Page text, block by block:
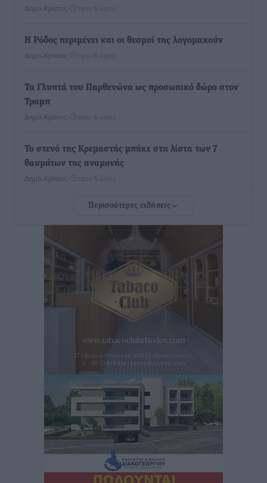
Δημο-Κρίσεις πριν 6 ώρες
Η Ρόδος περιμένει και οι θεσμοί της λογομαχούν
Δημο-Κρίσεις πριν 6 ώρες
Τα Γλυπτά του Παρθενώνα ως προσωπικό δώρο στον
Τραμπ
Δημο-Κρίσεις πριν 6 ώρες
Το στενό της Κρεμαστής μπήκε στη λίστα των 7
θαυμάτων της αναμονής
Δημο-Κρίσεις πριν 6 ώρες
ΣΕΤΕ: Σημαντική θεσμική εξέλιξη η ΚΥΑ για το ΕΧΠ
για τον τουρισμό
Ειδήσεις•
Γ. Χατζημάρκος: “Δύο μεγάλες δεσμεύσεις
Γεωργιάδη” – Κίνητρα για τους γιατρούς των νησιών
και συνεργασία Ρόδου με το Αττικόν για το
Σούπερ μάρκετ: Διευρύνεται η εθνική πρωτοβουλία
για τις τιμές – Eρχονται νέες συμμετοχές εταιρειών
πριν 6 ώρες
Συνελήφθησαν έξι άτομα για ηχορύπανση από
καταστήματα στο Νότιο Αιγαίο
Τοπικές Ειδήσεις• πριν 6 ώρες
Περισσότερες ειδήσεις